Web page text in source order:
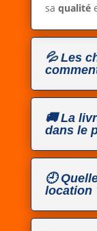
sa qualité
💦 Les
🚚 La
dans le
🕘
location